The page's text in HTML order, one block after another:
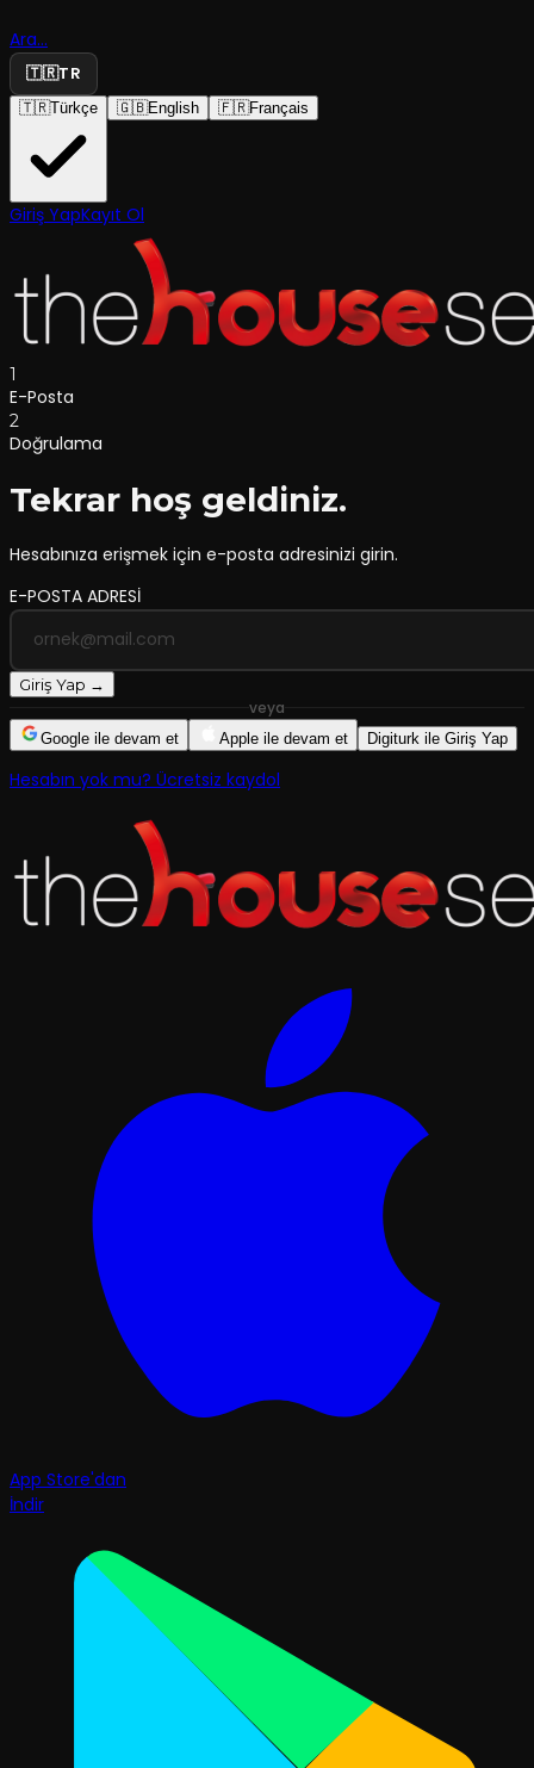
Ara...
🇹🇷TR
🇹🇷Türkçe 🇬🇧English 🇫🇷Français
Giriş YapKayıt Ol
1
E-Posta
2
Doğrulama
Tekrar hoş geldiniz.
Hesabınıza erişmek için e-posta adresinizi girin.
E-POSTA ADRESİ
Giriş Yap →
veya
Google ile devam et Apple ile devam et Digiturk ile Giriş Yap
Hesabın yok mu? Ücretsiz kaydol
App Store'dan
İndir